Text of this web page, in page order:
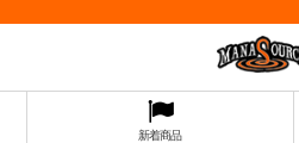
新着商品